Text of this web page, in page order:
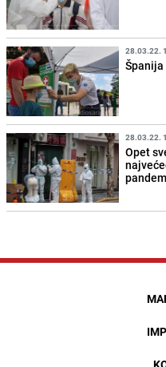
28.03.22.
Španija
28.03.22.
Opet